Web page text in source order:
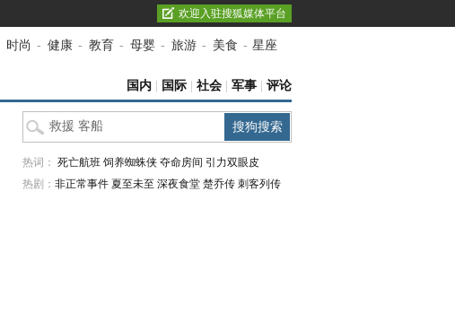
欢迎入驻搜狐媒体平台
时尚 - 健康 - 教育 - 母婴 - 旅游 - 美食 - 星座
国内 国际 社会 军事 评论
热词： 死亡航班 饲养蜘蛛侠 夺命房间 引力双眼皮
热剧： 非正常事件 夏至未至 深夜食堂 楚乔传 刺客列传